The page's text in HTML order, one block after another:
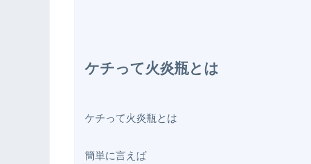
ケチって火炎瓶とは
ケチって火炎瓶とは
簡単に言えば